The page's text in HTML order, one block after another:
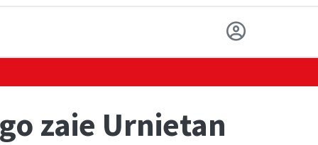
zaie Urnietan